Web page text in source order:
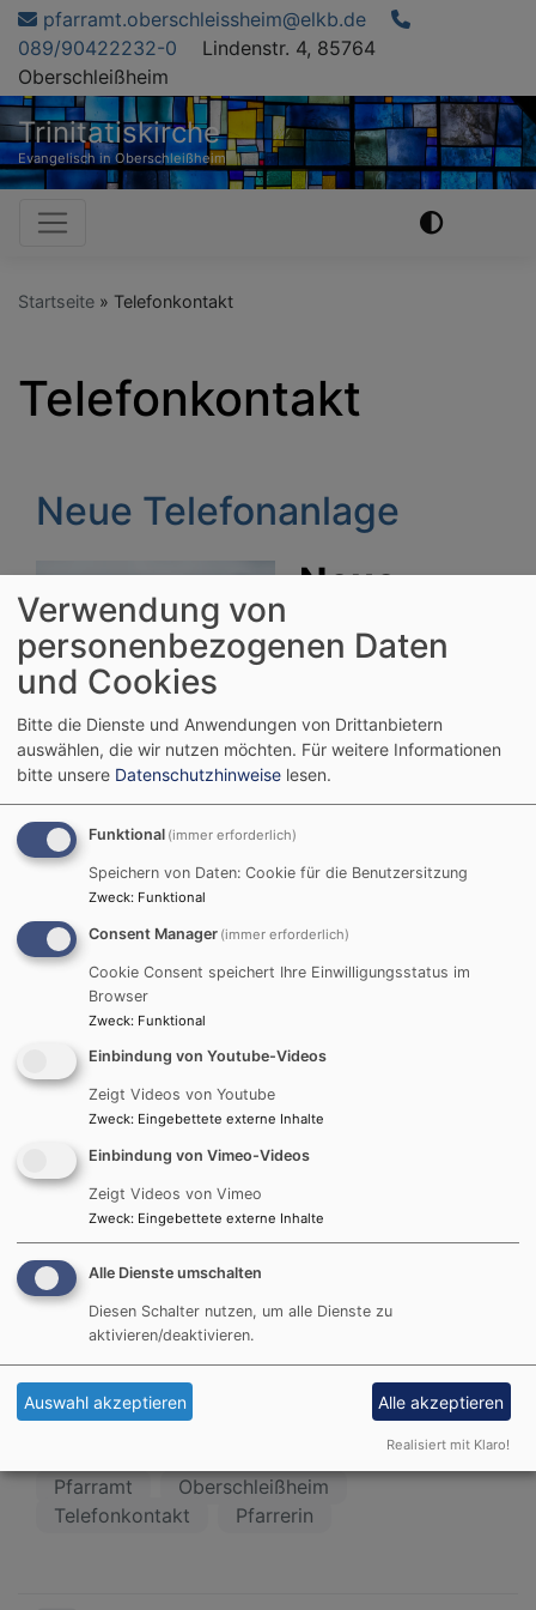
Direkt
zum
Inhalt
pfarramt.oberschleissheim@elkb.de
089/90422232-0
Lindenstr. 4, 85764
Oberschleißheim
Trinitatiskirche
Evangelisch in Oberschleißheim
Hauptnavigation
Startseite Telefonkontakt
Telefonkontakt
Neue Telefonanlage
Bildrechte Adobe Stockfoto
Neue
Telefonanlage installiert
Das Pfarramt hat eine neue Telefonanlage
installiert.
direkt zu erreichen.
Die bisherigen Rufnummern bleiben aber weiter
bestehen.
Die zusätzlichen Rufnummern sind:
Pfarramt 089 3150441
089 904 222 32-0
Pfarrerin Martina Buck 089 3150441
089 904 222 32-3
Alrun Schliemann 089 3150441
089 904 222 32-1
Fax 089 3151411
089 904 222 32-9
Pfarramt
Oberschleißheim
Telefonkontakt
Pfarrerin
Verwendung von
personenbezogenen Daten
und Cookies
Bitte die Dienste und Anwendungen von Drittanbietern
auswählen, die wir nutzen möchten. Für weitere Informationen
bitte unsere Datenschutzhinweise lesen.
Funktional (immer erforderlich)
Speichern von Daten: Cookie für die Benutzersitzung
Zweck: Funktional
Consent Manager (immer erforderlich)
Cookie Consent speichert Ihre Einwilligungsstatus im
Browser
Zweck: Funktional
Einbindung von Youtube-Videos
Zeigt Videos von Youtube
Zweck: Eingebettete externe Inhalte
Einbindung von Vimeo-Videos
Zeigt Videos von Vimeo
Zweck: Eingebettete externe Inhalte
Alle Dienste umschalten
Diesen Schalter nutzen, um alle Dienste zu
aktivieren/deaktivieren.
Auswahl akzeptieren Alle akzeptieren
Realisiert mit Klaro!